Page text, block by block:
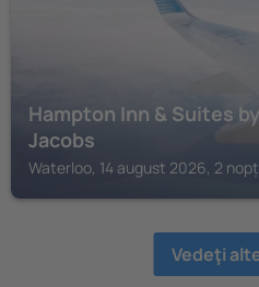
Hampton Inn & Suites
Jacobs
Waterloo, 14 august 2026, 2
Vedeţi